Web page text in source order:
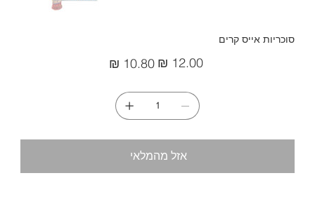
סוכריות אייס קרים
מקורי
מבצע
אזל מהמלאי